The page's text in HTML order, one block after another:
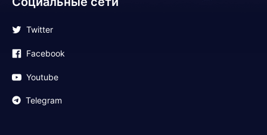
Twitter
Facebook
Youtube
Telegram